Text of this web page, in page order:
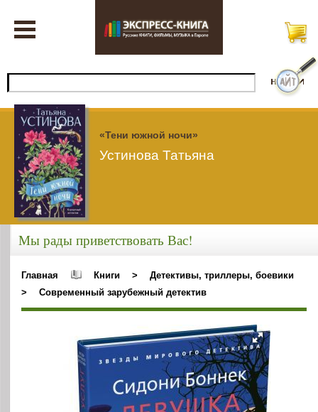
«Тени южной ночи»
Устинова Татьяна
Мы рады приветствовать Вас!
Главная Книги >
Детективы, триллеры, боевики
>
Современный зарубежный детектив